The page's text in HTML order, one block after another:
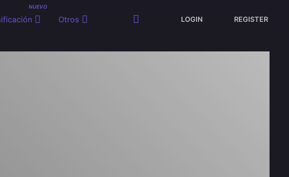
NUEVO
Otros LOGIN REGISTER